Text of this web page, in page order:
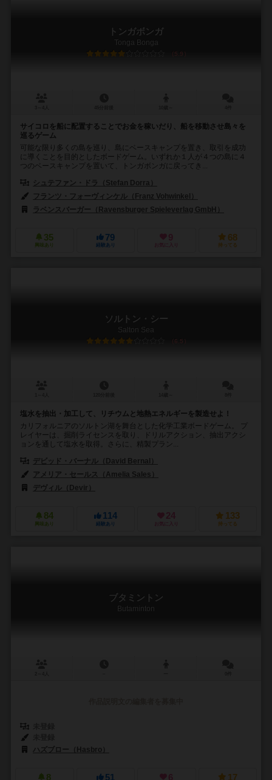
トンガボンガ
Tonga Bonga
5.9
サイコロを船に配置することでお金を稼いだり、船を移動させ島々を
巡るゲーム
可能な限り多くの島を巡り、島にベースキャンプを置き、取引を成功
に導くことを目的としたボードゲーム。いずれか１人が４つの島に４
つのベースキャンプを置いて、トンガボンガに戻ってき...
シュテファン・ドラ（Stefan Dorra）
フランツ・フォーヴィンケル（Franz Vohwinkel）
ラベンスバーガー（Ravensburger Spieleverlag GmbH）
35
興味あり
79
経験あり
9
お気に入り
68
持ってる
ソルトン・シー
Salton Sea
6.5
塩水を抽出・加工して、リチウムと地熱エネルギーを製造せよ！
カリフォルニアのソルトン湖を舞台とした化学工業ボードゲーム。 プ
レイヤーは、掘削ライセンスを取り、ドリルアクション、抽出アクシ
ョンを通して塩水を取得。さらに、精製プラン...
デビッド・バーナル（David Bernal）
アメリア・セールス（Amelia Sales）
デヴィル（Devir）
84
興味あり
114
経験あり
24
お気に入り
133
持ってる
ブタミントン
Butaminton
ハズブロー（Hasbro）
8 51 6 17